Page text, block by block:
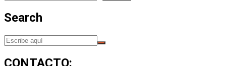
Search
CONTACTO: